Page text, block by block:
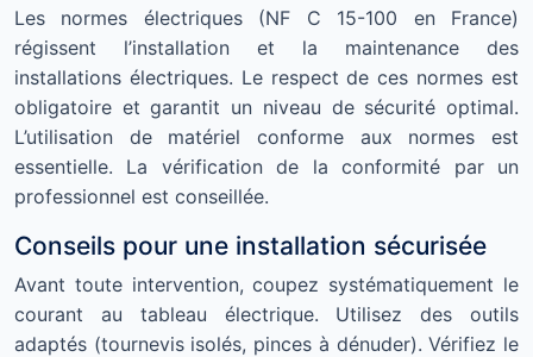
Les normes électriques (NF C 15-100 en France)
régissent l’installation et la maintenance des
installations électriques. Le respect de ces normes est
obligatoire et garantit un niveau de sécurité optimal.
L’utilisation de matériel conforme aux normes est
essentielle. La vérification de la conformité par un
professionnel est conseillée.
Conseils pour une installation sécurisée
Avant toute intervention, coupez systématiquement le
courant au tableau électrique. Utilisez des outils
adaptés (tournevis isolés, pinces à dénuder). Vérifiez le